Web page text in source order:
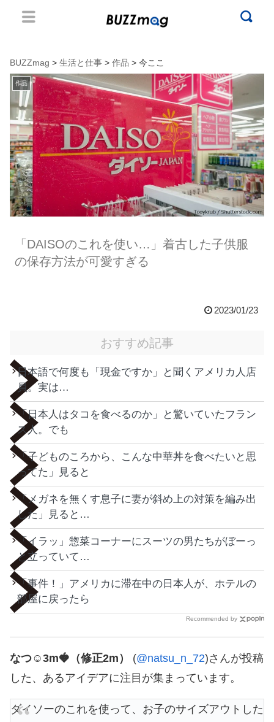
BUZZmag > 生活と仕事 > 作品 > 今ここ
作品
「DAISOのこれを使い…」着古した子供服
の保存方法が可愛すぎる
2023/01/23
おすすめ記事
日本語で何度も「現金ですか」と聞くアメリカ人店
員。実は…
「日本人はタコを食べるのか」と驚いていたフラン
ス人。でも
「子どものころから、こんな中華丼を食べたいと思
ってた」見ると
「メガネを無くす息子に妻が斜め上の対策を編み出
した」見ると…
「イラッ」惣菜コーナーにスーツの男たちがぼーっ
と立っていて…
「事件！」アメリカに滞在中の日本人が、ホテルの
部屋に戻ったら
Recommended by
なつ☺︎3m🍓（修正2m） (@natsu_n_72)さんが投稿
した、あるアイデアに注目が集まっています。
ダイソーのこれを使って、お子のサイズアウトした